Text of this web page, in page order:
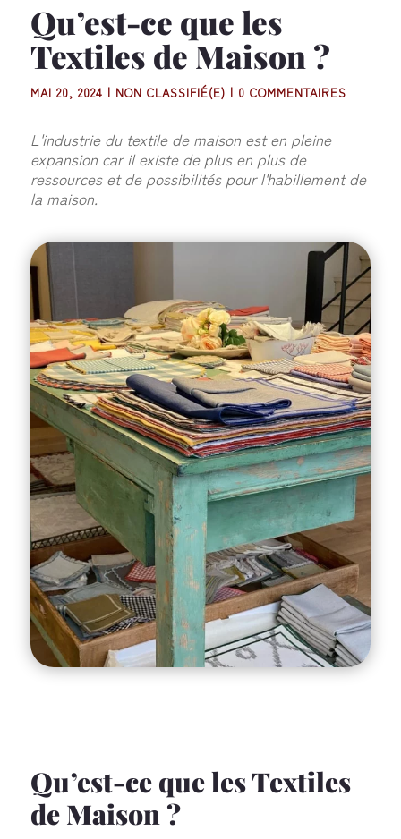
Qu’est-ce que les
Textiles de Maison ?
MAI 20, 2024 | NON CLASSIFIÉ(E) | 0 COMMENTAIRES
L'industrie du textile de maison est en pleine
expansion car il existe de plus en plus de
ressources et de possibilités pour l'habillement de
la maison.
Qu’est-ce que les Textiles
de Maison ?